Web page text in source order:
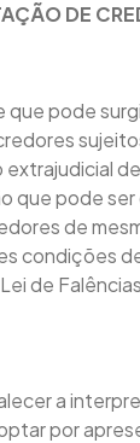
DE
que pode
que pode ser
de
condições
de
a
por